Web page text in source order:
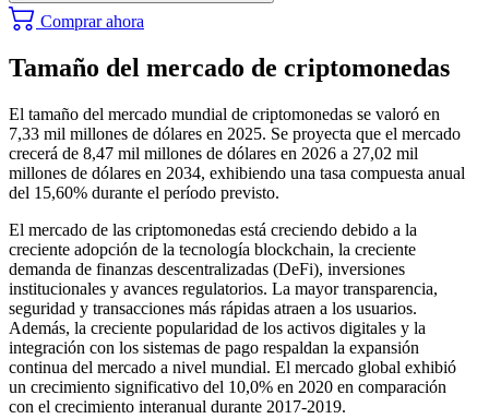
Comprar ahora
Tamaño del mercado de criptomonedas
El tamaño del mercado mundial de criptomonedas se valoró en
7,33 mil millones de dólares en 2025. Se proyecta que el mercado
crecerá de 8,47 mil millones de dólares en 2026 a 27,02 mil
millones de dólares en 2034, exhibiendo una tasa compuesta anual
del 15,60% durante el período previsto.
El mercado de las criptomonedas está creciendo debido a la
creciente adopción de la tecnología blockchain, la creciente
demanda de finanzas descentralizadas (DeFi), inversiones
institucionales y avances regulatorios. La mayor transparencia,
seguridad y transacciones más rápidas atraen a los usuarios.
Además, la creciente popularidad de los activos digitales y la
integración con los sistemas de pago respaldan la expansión
continua del mercado a nivel mundial. El mercado global exhibió
un crecimiento significativo del 10,0% en 2020 en comparación
con el crecimiento interanual durante 2017-2019.